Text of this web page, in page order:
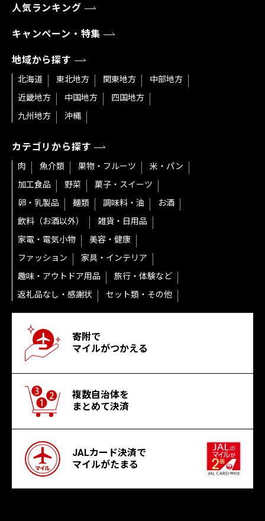
人気ランキング
キャンペーン・特集
地域から探す
北海道 東北地方 関東地方
中部地方
近畿地方
中国地方
四国地方
九州地方
沖縄
カテゴリから探す
肉 魚介類 果物・フルーツ
米・パン
加工食品
野菜
菓子・スイーツ
卵・乳製品
麺類 調味料・油
お酒
飲料（お酒以外）
雑貨・日用品
家電・電気小物
美容・健康
ファッション
家具・インテリア
趣味・アウトドア用品
旅行・体験など
返礼品なし・感謝状
セット類・その他
寄附で
マイルがつかえる
複数自治体を
まとめて決済
JALカード決済で
マイルがたまる